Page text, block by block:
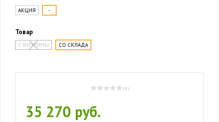
АКЦИЯ -
Товар
С ВИТРИНЫ СО СКЛАДА
( 0 )
35 270 руб.